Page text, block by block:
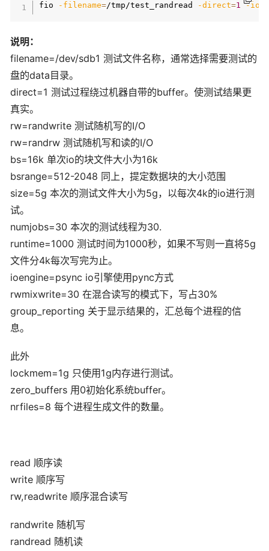
fio -filename=/tmp/test_randread -direct=1 -
说明：
filename=/dev/sdb1 测试文件名称，通常选择需要测试的
盘的data目录。
direct=1 测试过程绕过机器自带的buffer。使测试结果更
真实。
rw=randwrite 测试随机写的I/O
rw=randrw 测试随机写和读的I/O
bs=16k 单次io的块文件大小为16k
bsrange=512-2048 同上，提定数据块的大小范围
size=5g 本次的测试文件大小为5g，以每次4k的io进行测
试。
numjobs=30 本次的测试线程为30.
runtime=1000 测试时间为1000秒，如果不写则一直将5g
文件分4k每次写完为止。
ioengine=psync io引擎使用pync方式
rwmixwrite=30 在混合读写的模式下，写占30%
group_reporting 关于显示结果的，汇总每个进程的信
息。
此外
lockmem=1g 只使用1g内存进行测试。
zero_buffers 用0初始化系统buffer。
nrfiles=8 每个进程生成文件的数量。
read 顺序读
write 顺序写
rw,readwrite 顺序混合读写
randwrite 随机写
randread 随机读